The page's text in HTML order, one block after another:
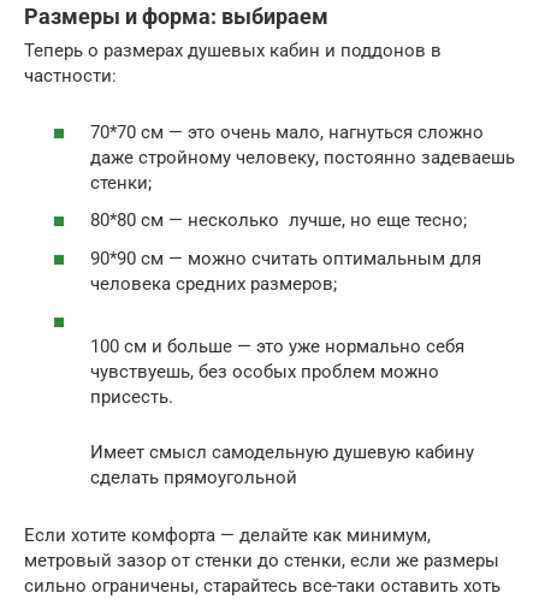
Размеры и форма: выбираем
Теперь о размерах душевых кабин и поддонов в
частности:
70*70 см — это очень мало, нагнуться сложно
даже стройному человеку, постоянно задеваешь
стенки;
80*80 см — несколько лучше, но еще тесно;
90*90 см — можно считать оптимальным для
человека средних размеров;
100 см и больше — это уже нормально себя
чувствуешь, без особых проблем можно
присесть.
Имеет смысл самодельную душевую кабину
сделать прямоугольной
Если хотите комфорта — делайте как минимум,
метровый зазор от стенки до стенки, если же размеры
сильно ограничены, старайтесь все-таки оставить хоть